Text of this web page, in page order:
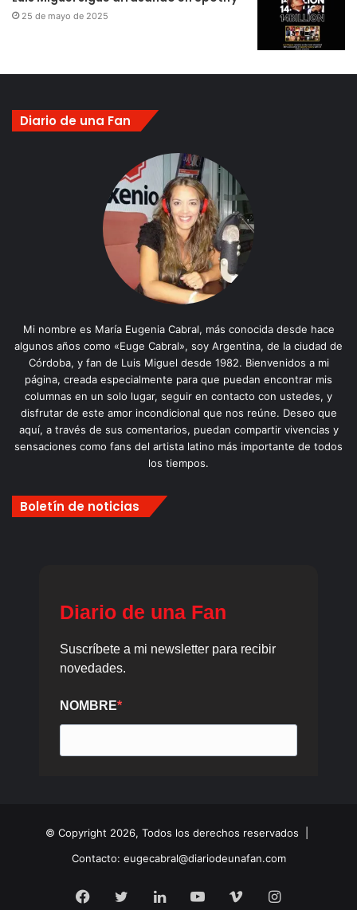
25 de mayo de 2025
Diario de una Fan
Mi nombre es María Eugenia Cabral, más conocida desde hace
algunos años como «Euge Cabral», soy Argentina, de la ciudad de
Córdoba, y fan de Luis Miguel desde 1982. Bienvenidos a mi
página, creada especialmente para que puedan encontrar mis
columnas en un solo lugar, seguir en contacto con ustedes, y
disfrutar de este amor incondicional que nos reúne. Deseo que
aquí, a través de sus comentarios, puedan compartir vivencias y
sensaciones como fans del artista latino más importante de todos
los tiempos.
Boletín de noticias
© Copyright 2026, Todos los derechos reservados |
Contacto: eugecabral@diariodeunafan.com
Facebook
TwitterLinkedInYouTubeVimeoInstagram